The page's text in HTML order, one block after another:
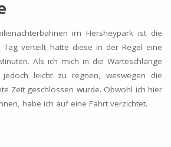
im Hersheypark ist die
Tag verteilt hatte diese in der Regel eine
Als ich mich in die Warteschlange
leicht zu regnen, weswegen die
Zeit geschlossen wurde. Obwohl ich hier
habe ich auf eine Fahrt verzichtet.